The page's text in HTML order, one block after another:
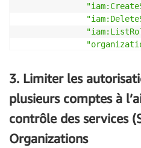
"Resource": "*"
}
}
3. Limiter les
plusieurs comptes à
contrôle des services
Organizations